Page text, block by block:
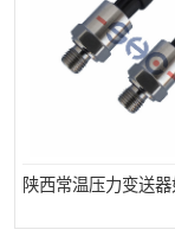
陕西常温压力变送